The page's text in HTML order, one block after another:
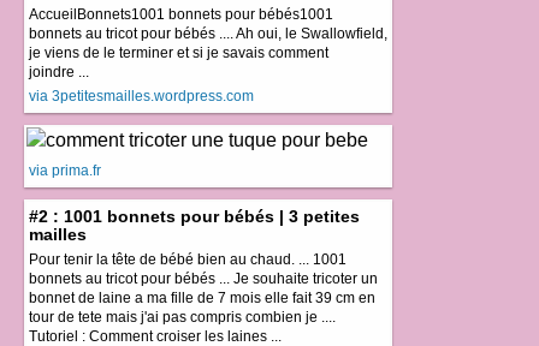
AccueilBonnets1001 bonnets pour bébés1001
bonnets au tricot pour bébés .... Ah oui, le Swallowfield,
je viens de le terminer et si je savais comment
joindre ...
via 3petitesmailles.wordpress.com
via prima.fr
#2 : 1001 bonnets pour bébés | 3 petites
mailles
Pour tenir la tête de bébé bien au chaud. ... 1001
bonnets au tricot pour bébés ... Je souhaite tricoter un
bonnet de laine a ma fille de 7 mois elle fait 39 cm en
tour de tete mais j'ai pas compris combien je ....
Tutoriel : Comment croiser les laines ...